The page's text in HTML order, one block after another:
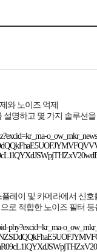
와 노이즈 억제
설명하고 몇 가지 솔루션
레이 및 카메라에서 신
로 적합한 노이즈 필터
phy?excid=kr_ma-